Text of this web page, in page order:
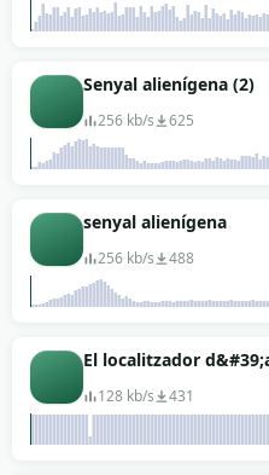
Senyal alienígena (2)
256 kb/s 625
senyal alienígena
256 kb/s 488
El localitzador
128 kb/s 431